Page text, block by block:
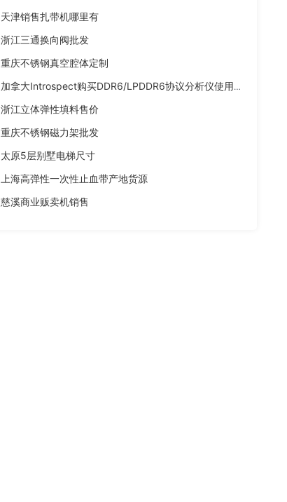
天津销售扎带机哪里有
浙江三通换向阀批发
重庆不锈钢真空腔体定制
加拿大Introspect购买DDR6/LPDDR6协议分析仪使用方法
浙江立体弹性填料售价
重庆不锈钢磁力架批发
太原5层别墅电梯尺寸
上海高弹性一次性止血带产地货源
慈溪商业贩卖机销售